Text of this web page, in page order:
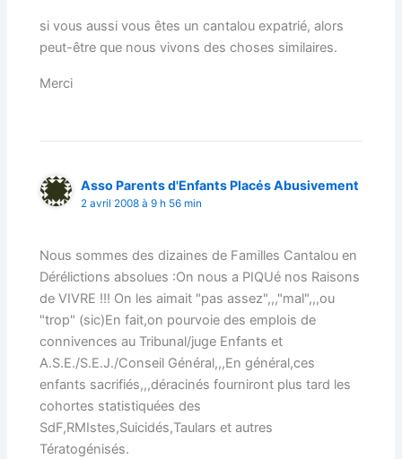
si vous aussi vous êtes un cantalou expatrié, alors
peut-être que nous vivons des choses similaires.
Merci
Asso Parents d'Enfants Placés Abusivement
2 avril 2008 à 9 h 56 min
Nous sommes des dizaines de Familles Cantalou en
Dérélictions absolues :On nous a PIQUé nos Raisons
de VIVRE !!! On les aimait "pas assez",,,"mal",,,ou
"trop" (sic)En fait,on pourvoie des emplois de
connivences au Tribunal/juge Enfants et
A.S.E./S.E.J./Conseil Général,,,En général,ces
enfants sacrifiés,,,déracinés fourniront plus tard les
cohortes statistiquées des
SdF,RMIstes,Suicidés,Taulars et autres
Tératogénisés.